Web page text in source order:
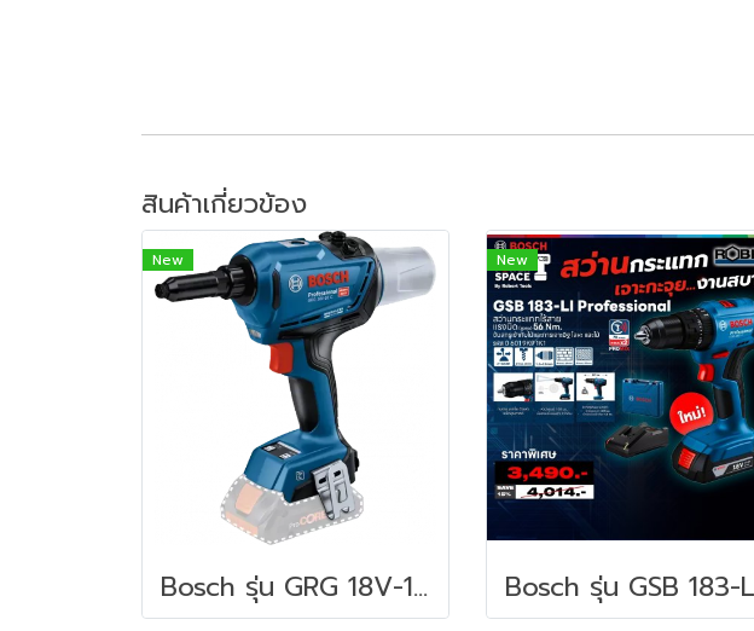
สินค้าเกี่ยวข้อง
New
Bosch รุ่น GRG 18V-16 C (SOLO) Brushless เครื่องยิงรีเวท (เม็ดย้ำ) เครื่องตัวเปล่า(06019K5080)
New